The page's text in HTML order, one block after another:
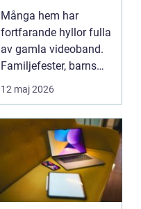
videominnen
Många hem har
fortfarande hyllor fulla
av gamla videoband.
Familjefester, barns
första steg, resor o...
12 maj 2026